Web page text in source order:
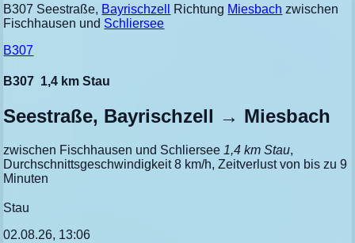
B307 Seestraße, Bayrischzell Richtung Miesbach zwischen
Fischhausen und Schliersee
B307
B307 1,4 km Stau
Seestraße, Bayrischzell → Miesbach
zwischen Fischhausen und Schliersee 1,4 km Stau,
Durchschnittsgeschwindigkeit 8 km/h, Zeitverlust von bis zu 9
Minuten
Stau
02.08.26, 13:06